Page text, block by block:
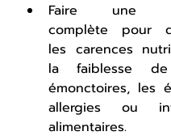
Faire une
complète pour
les carences
la faiblesse de
émonctoires, les
allergies ou
alimentaires.